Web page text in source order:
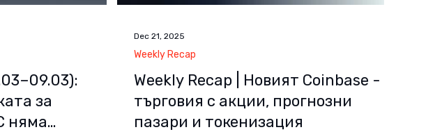
за
няма
Weekly Recap | Новият Coinbase -
търговия с акции, прогнозни
пазари и токенизация
Weekly Recap
Dec 21, 2025